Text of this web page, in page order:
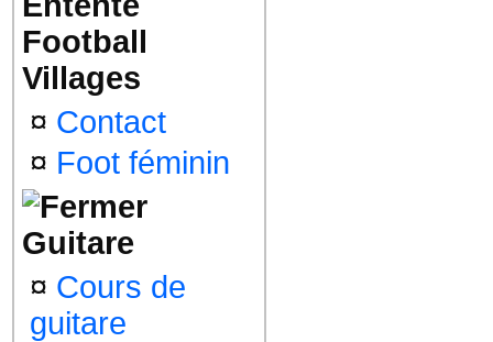
Football
Villages
¤ Contact
¤ Foot féminin
Guitare
¤ Cours de
guitare